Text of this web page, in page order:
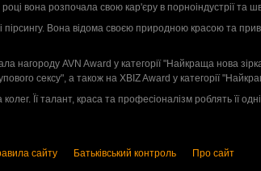
вона розпочала свою кар'єру в порноіндустрії та
Вона відома своєю природною красою та
нагороду AVN Award у категорії "Найкраща нова
сексу", а також на XBIZ Award у категорії
Її талант, краса та професіоналізм роблять її
сайту Батьківський контроль Про сайт